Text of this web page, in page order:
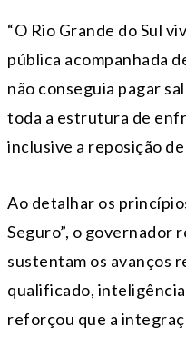
“O Rio Grande do Sul
pública acompanhada
não conseguia pagar
toda a estrutura de
inclusive a reposição
Ao detalhar os
Seguro”, o governador
sustentam os avanços
qualificado,
reforçou que a